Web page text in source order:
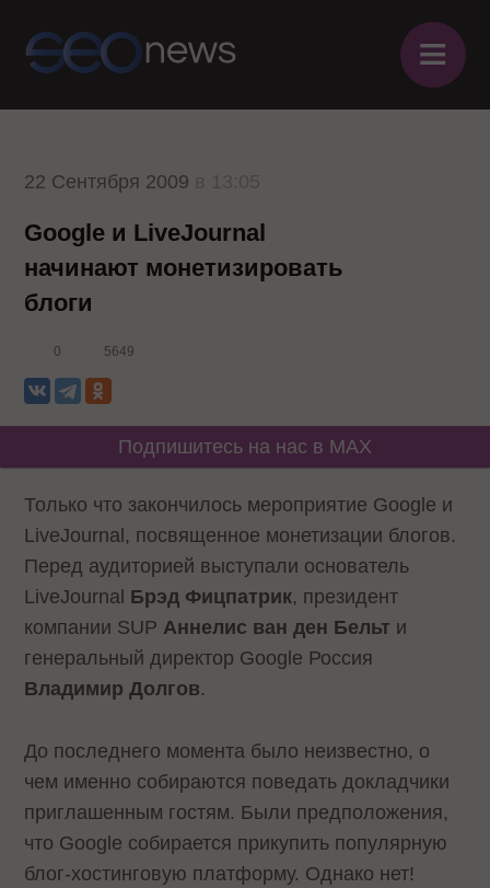
≡
22 Сентября 2009
Google и LiveJournal
начинают монетизировать
блоги
0 5649
Подпишитесь на нас в MAX
Только что закончилось мероприятие Google и
LiveJournal, посвященное монетизации блогов.
Перед аудиторией выступали основатель
LiveJournal Брэд Фицпатрик, президент
компании SUP Аннелис ван ден Бельт и
генеральный директор Google Россия
Владимир Долгов.
До последнего момента было неизвестно, о
чем именно собираются поведать докладчики
приглашенным гостям. Были предположения,
что Google собирается прикупить популярную
блог-хостинговую платформу. Однако нет!